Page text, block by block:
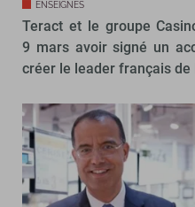
ENSEIGNES
Teract et le groupe
9 mars avoir signé un
créer le leader français de